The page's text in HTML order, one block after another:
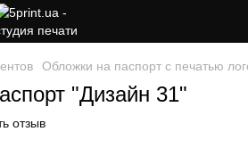
Обложки на паспорт с печатью
"Дизайн 31"
отзыв